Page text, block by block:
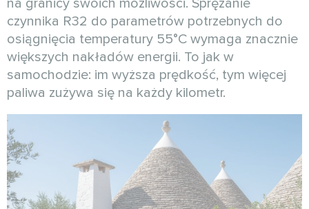
czynnika R32 do parametrów potrzebnych do
osiągnięcia temperatury 55°C wymaga znacznie
większych nakładów energii. To jak w
samochodzie: im wyższa prędkość, tym więcej
paliwa zużywa się na każdy kilometr.